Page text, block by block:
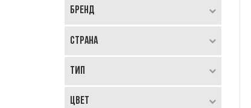
Бренд
Страна
Тип
Цвет